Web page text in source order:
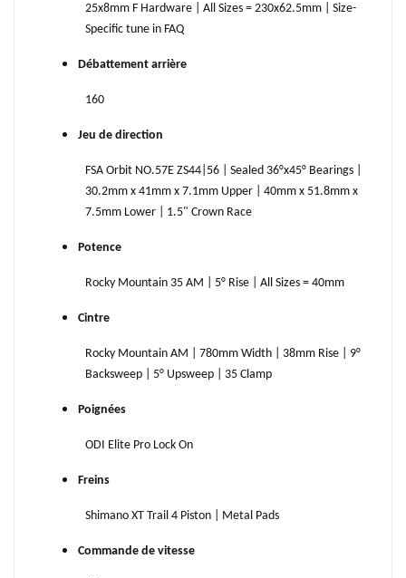
25x8mm F Hardware | All Sizes = 230x62.5mm | Size-
Specific tune in FAQ
Débattement arrière
160
Jeu de direction
FSA Orbit NO.57E ZS44|56 | Sealed 36°x45° Bearings |
30.2mm x 41mm x 7.1mm Upper | 40mm x 51.8mm x
7.5mm Lower | 1.5" Crown Race
Potence
Rocky Mountain 35 AM | 5° Rise | All Sizes = 40mm
Cintre
Rocky Mountain AM | 780mm Width | 38mm Rise | 9°
Backsweep | 5° Upsweep | 35 Clamp
Poignées
ODI Elite Pro Lock On
Freins
Shimano XT Trail 4 Piston | Metal Pads
Commande de vitesse